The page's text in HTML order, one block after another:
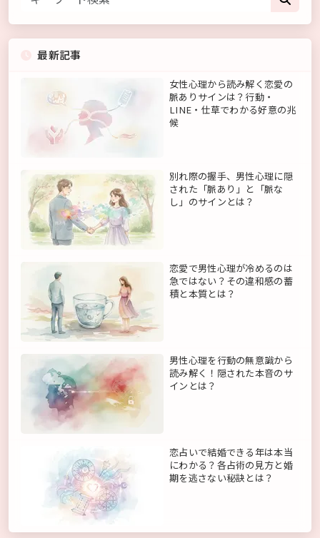
最新記事
女性心理から読み解く恋愛の
脈ありサインは？行動・
LINE・仕草でわかる好意の兆
候
別れ際の握手、男性心理に隠
された「脈あり」と「脈な
し」のサインとは？
恋愛で男性心理が冷めるのは
急ではない？その違和感の蓄
積と本質とは？
男性心理を行動の無意識から
読み解く！隠された本音のサ
インとは？
恋占いで結婚できる年は本当
にわかる？各占術の見方と婚
期を逃さない秘訣とは？